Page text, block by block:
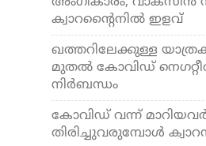
ക്വാറന്റൈനില്‍ ഇളവ്
ഖത്തറിലേക്കുള്ള
മുതല്‍ കോവിഡ് നെഗറ്റീവ്
നിര്‍ബന്ധം
കോവിഡ് വന്ന്
തിരിച്ചുവരുമ്പോള്‍